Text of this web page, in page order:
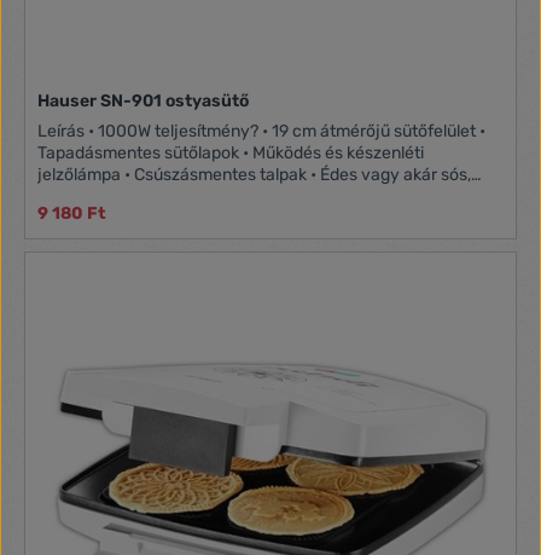
Hauser SN-901 ostyasütő
Leírás • 1000W teljesítmény? • 19 cm átmérőjű sütőfelület •
Tapadásmentes sütőlapok • Működés és készenléti
jelzőlámpa • Csúszásmentes talpak • Édes vagy akár sós,
9 180 Ft